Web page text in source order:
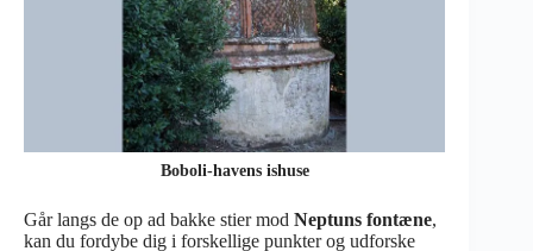
Boboli-havens ishuse
Går langs de op ad bakke stier mod Neptuns fontæne,
kan du fordybe dig i forskellige punkter og udforske